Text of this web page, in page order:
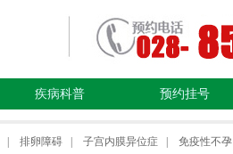
疾病科普 预约挂号
排卵障碍 子宫内膜异位症 免疫性不孕